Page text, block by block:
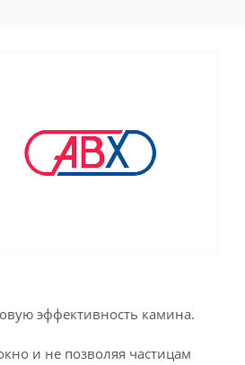
эффективность камина.
и не позволяя частицам